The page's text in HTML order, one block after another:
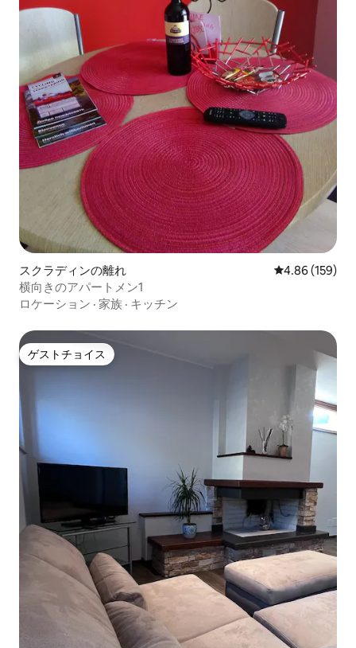
スクラディンの離れ レビュー159
4.86 (159)
横向きのアパートメン1
ロケーション · 家族 · キッチン
ゲストチョイス
ゲストチョイス